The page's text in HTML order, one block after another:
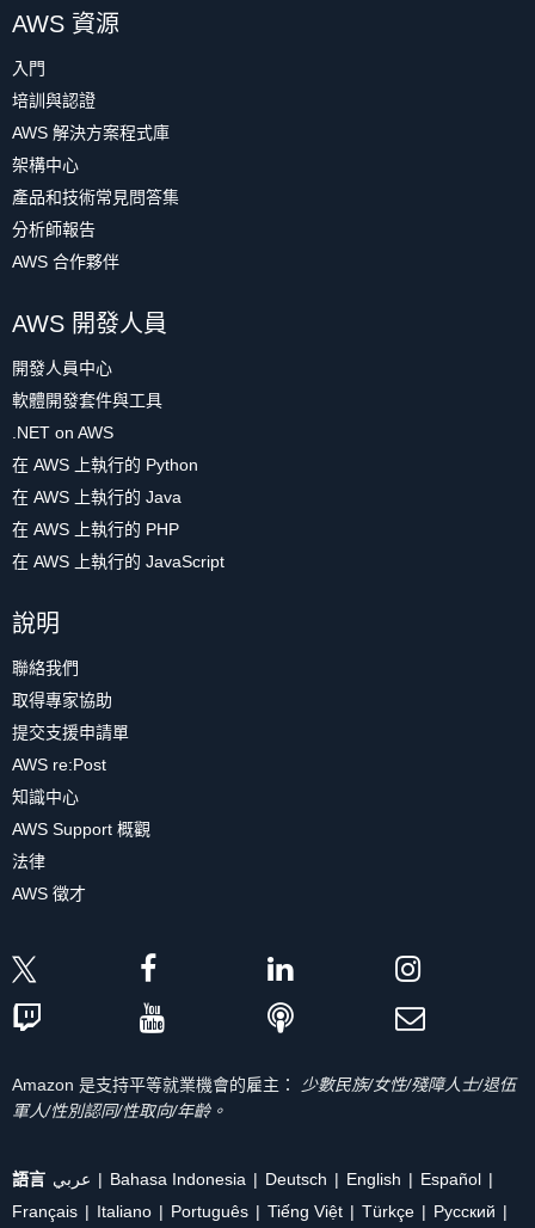
AWS 資源
入門
培訓與認證
AWS 解決方案程式庫
架構中心
產品和技術常見問答集
分析師報告
AWS 合作夥伴
AWS 開發人員
開發人員中心
軟體開發套件與工具
.NET on AWS
在 AWS 上執行的 Python
在 AWS 上執行的 Java
在 AWS 上執行的 PHP
在 AWS 上執行的 JavaScript
說明
聯絡我們
取得專家協助
提交支援申請單
AWS re:Post
知識中心
AWS Support 概觀
法律
AWS 徵才
Amazon 是支持平等就業機會的雇主：
少數民族/女性/殘障人士/退伍
軍人/性別認同/性取向/年齡。
語言 عربي Bahasa Indonesia Deutsch English
Español
Français
Italiano Português Tiếng Việt Türkçe Ρусский